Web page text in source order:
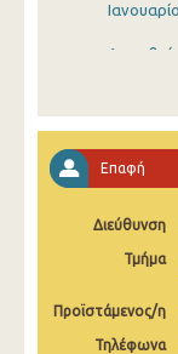
Ιουλίου
Ιουνίου
Επαφή
Διεύθυνση
Τμήμα
Προϊστάμενος/η
Τηλέφωνα